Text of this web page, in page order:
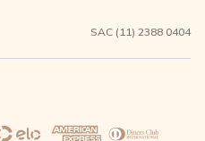
SAC (11) 2388 0404